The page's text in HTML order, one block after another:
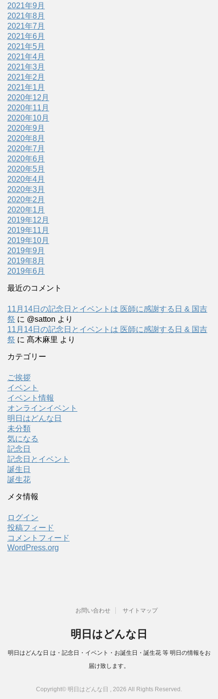
2021年9月
2021年8月
2021年7月
2021年6月
2021年5月
2021年4月
2021年3月
2021年2月
2021年1月
2020年12月
2020年11月
2020年10月
2020年9月
2020年8月
2020年7月
2020年6月
2020年5月
2020年4月
2020年3月
2020年2月
2020年1月
2019年12月
2019年11月
2019年10月
2019年9月
2019年8月
2019年6月
最近のコメント
11月14日の記念日とイベントは 医師に感謝する日 & 国吉
祭 に @satton より
11月14日の記念日とイベントは 医師に感謝する日 & 国吉
祭 に 髙木麻里 より
カテゴリー
ご挨拶
イベント
イベント情報
オンラインイベント
明日はどんな日
未分類
気になる
記念日
記念日とイベント
誕生日
誕生花
メタ情報
ログイン
投稿フィード
コメントフィード
WordPress.org
お問い合わせ サイトマップ
明日はどんな日
明日はどんな日 は・記念日・イベント・お誕生日・誕生花 等 明日の情報をお
届け致します。
Copyright© 明日はどんな日 , 2026 All Rights Reserved.